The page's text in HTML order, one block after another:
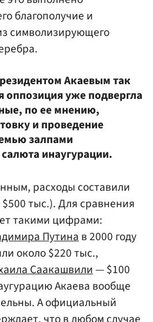
благополучие и
символизирующего
Акаевым так
оппозиция уже подвергла
по ее мнению,
и проведение
залпами
инаугурации.
расходы составили
тыс.). Для сравнения
такими цифрами:
Путинав 2000 году
около $220 тыс.,
Саакашвили— $100
Акаева вообще
А официальный